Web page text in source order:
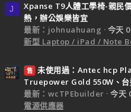
J
Xpanse T9人體工學椅-親民
熱，辦公娛樂皆宜
最新：johnuahuang
今天
新型 Laptop / iPad / Note
售 未使用過：Antec hcp
Truepower Gold 550W、台
最新：wcTPEbuilder
今天
電源供應器